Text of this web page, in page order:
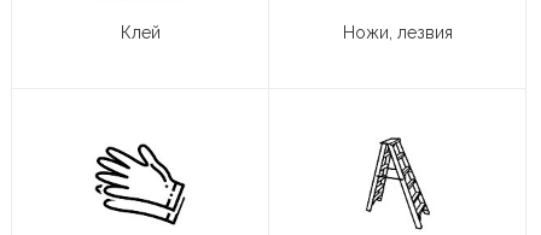
Клей Ножи, лезвия